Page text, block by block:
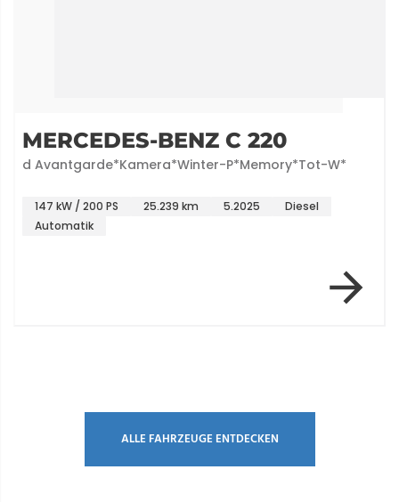
MERCEDES-BENZ C 220
d Avantgarde*Kamera*Winter-P*Memory*Tot-W*
147 kW / 200 PS 25.239 km 5.2025
Diesel
Automatik
ALLE FAHRZEUGE ENTDECKEN